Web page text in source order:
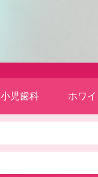
児歯科 ホワ